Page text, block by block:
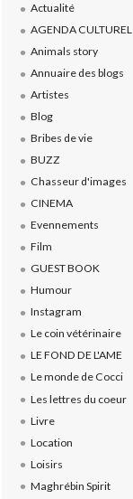
Actualité
AGENDA CULTUREL
Animals story
Annuaire des blogs
Artistes
Blog
Bribes de vie
BUZZ
Chasseur d'images
CINEMA
Evennements
Film
GUEST BOOK
Humour
Instagram
Le coin vétérinaire
LE FOND DE L'AME
Le monde de Cocci
Les lettres du coeur
Livre
Location
Loisirs
Maghrébin Spirit